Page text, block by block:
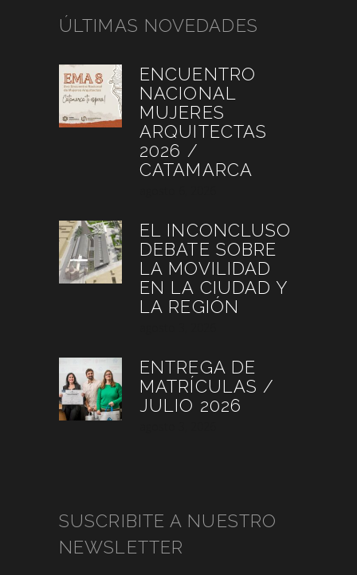
ÚLTIMAS NOVEDADES
ENCUENTRO
NACIONAL
MUJERES
ARQUITECTAS
2026 /
CATAMARCA
EL INCONCLUSO
DEBATE SOBRE
LA MOVILIDAD
EN LA CIUDAD Y
LA REGIÓN
ENTREGA DE
MATRÍCULAS /
JULIO 2026
SUSCRIBITE A NUESTRO
NEWSLETTER